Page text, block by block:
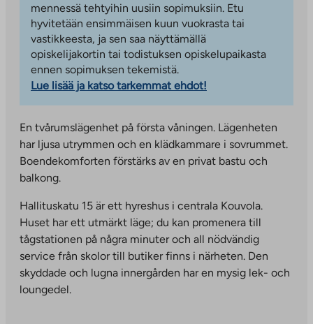
mennessä tehtyihin uusiin sopimuksiin. Etu
hyvitetään ensimmäisen kuun vuokrasta tai
vastikkeesta, ja sen saa näyttämällä
opiskelijakortin tai todistuksen opiskelupaikasta
ennen sopimuksen tekemistä.
Lue lisää ja katso tarkemmat ehdot!
En tvårumslägenhet på första våningen. Lägenheten
har ljusa utrymmen och en klädkammare i sovrummet.
Boendekomforten förstärks av en privat bastu och
balkong.
Hallituskatu 15 är ett hyreshus i centrala Kouvola.
Huset har ett utmärkt läge; du kan promenera till
tågstationen på några minuter och all nödvändig
service från skolor till butiker finns i närheten. Den
skyddade och lugna innergården har en mysig lek- och
loungedel.